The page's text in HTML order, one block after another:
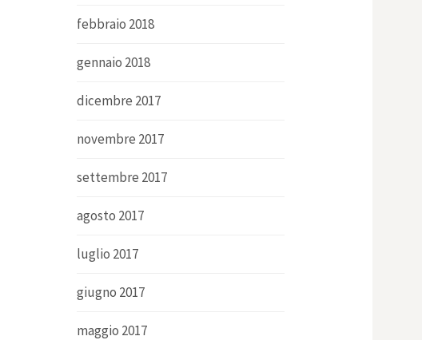
febbraio 2018
gennaio 2018
dicembre 2017
novembre 2017
settembre 2017
agosto 2017
luglio 2017
giugno 2017
maggio 2017